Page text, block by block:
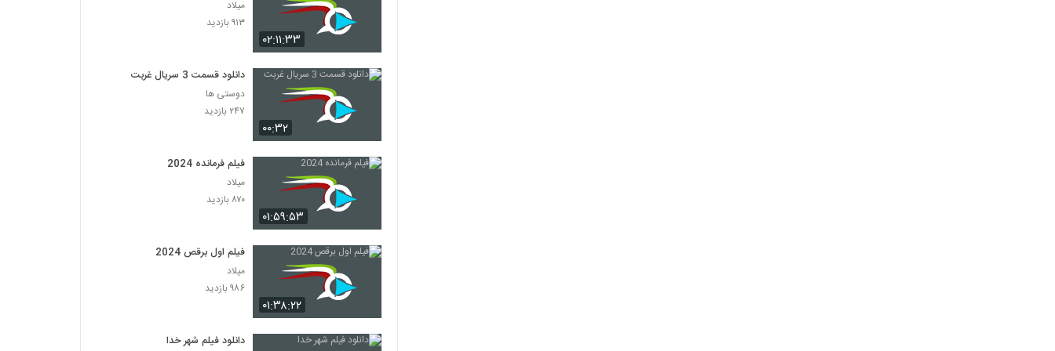
۰۲:۱۱:۳۳
میلاد
۹۱۳ بازدید
۰۰:۳۲
دانلود قسمت 3 سریال غربت
دوستی ها
۲۴۷ بازدید
۰۱:۵۹:۵۳
فیلم فرمانده 2024
میلاد
۸۷۰ بازدید
۰۱:۳۸:۲۲
فیلم اول برقص 2024
میلاد
۹۸۶ بازدید
دانلود فیلم شهر خدا